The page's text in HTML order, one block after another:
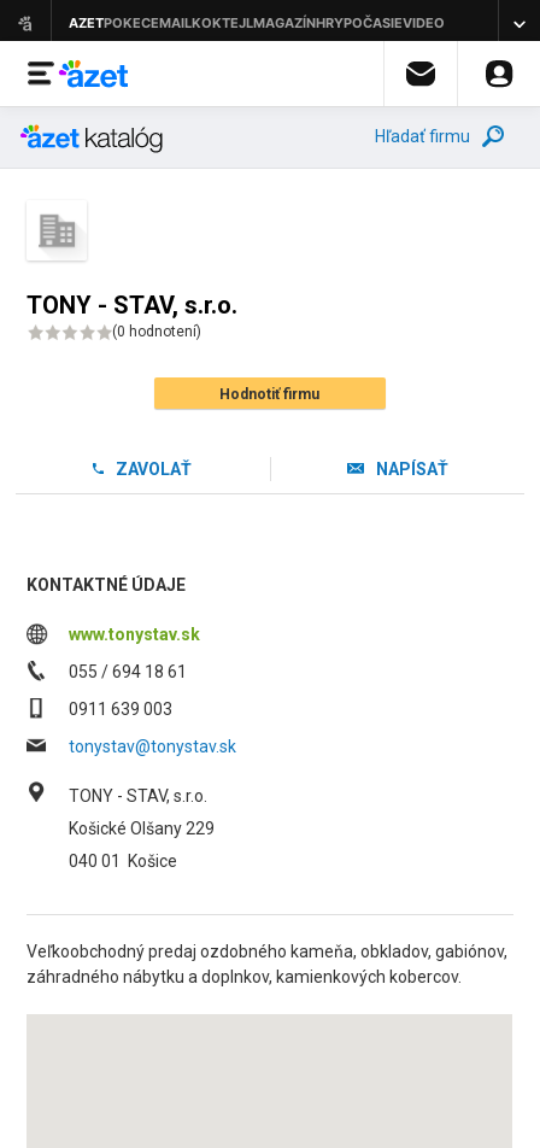
Hľadať firmu
TONY - STAV, s.r.o.
(0 hodnotení)
Hodnotiť firmu
ZAVOLAŤ NAPÍSAŤ
KONTAKTNÉ ÚDAJE
www.tonystav.sk
055 / 694 18 61
0911 639 003
tonystav@tonystav.sk
TONY - STAV, s.r.o.
Košické Olšany 229
040 01
Košice
Veľkoobchodný predaj ozdobného kameňa, obkladov, gabiónov,
záhradného nábytku a doplnkov, kamienkových kobercov.